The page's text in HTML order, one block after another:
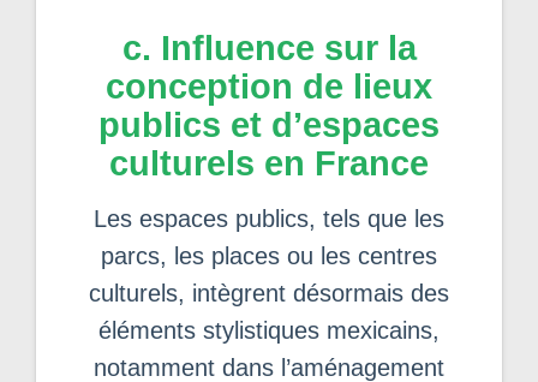
c. Influence sur la
conception de lieux
publics et d’espaces
culturels en France
Les espaces publics, tels que les
parcs, les places ou les centres
culturels, intègrent désormais des
éléments stylistiques mexicains,
notamment dans l’aménagement